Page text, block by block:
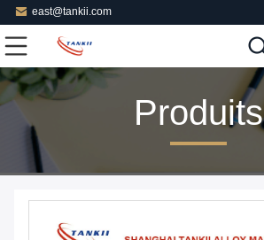
east@tankii.com
Produits